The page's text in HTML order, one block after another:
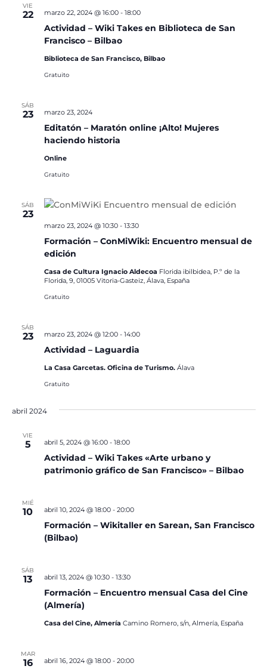
VIE
22
Actividad – Wiki Takes en Biblioteca de San
Francisco – Bilbao
marzo 22, 2024 @ 16:00- 18:00
Biblioteca de San Francisco, Bilbao
Gratuito
SÁB
23
Editatón – Maratón online ¡Alto! Mujeres
haciendo historia
marzo 23, 2024
Online
Gratuito
SÁB
23
Formación – ConMiWiki: Encuentro mensual de
edición
marzo 23, 2024 @ 10:30- 13:30
Casa de Cultura Ignacio Aldecoa Florida ibilbidea, P.º de la
Florida, 9, 01005 Vitoria-Gasteiz, Álava, España
Gratuito
SÁB
23
Actividad – Laguardia
marzo 23, 2024 @ 12:00- 14:00
La Casa Garcetas. Oficina de Turismo. Álava
Gratuito
abril 2024
VIE
5
Actividad – Wiki Takes «Arte urbano y
patrimonio gráfico de San Francisco» – Bilbao
abril 5, 2024 @ 16:00- 18:00
MIÉ
10
Formación – Wikitaller en Sarean, San Francisco
(Bilbao)
abril 10, 2024 @ 18:00- 20:00
SÁB
13
Formación – Encuentro mensual Casa del Cine
(Almería)
abril 13, 2024 @ 10:30- 13:30
Casa del Cine, Almería Camino Romero, s/n, Almería, España
MAR
16 abril 16, 2024 @ 18:00- 20:00